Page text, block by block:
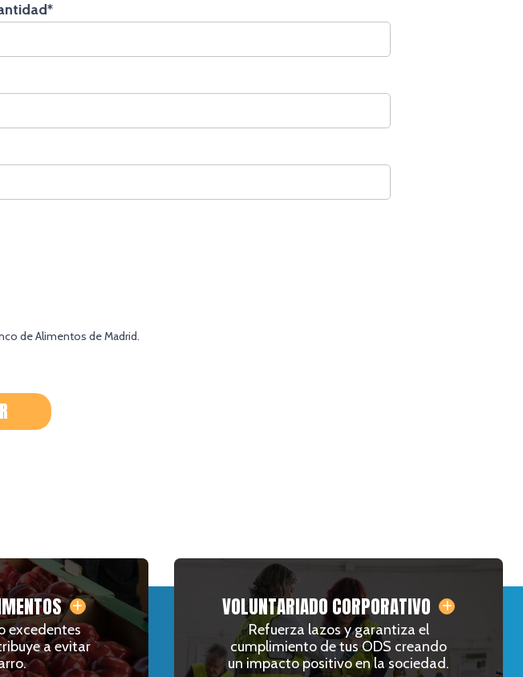
de Alimentos de Madrid.
excedentes
a evitar
VOLUNTARIADO CORPORATIVO
Refuerza lazos y garantiza el
cumplimiento de tus ODS creando
un impacto positivo en la sociedad.